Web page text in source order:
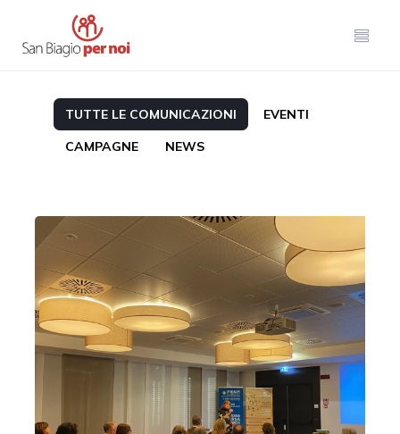
TUTTE LE COMUNICAZIONI EVENTI
CAMPAGNE NEWS